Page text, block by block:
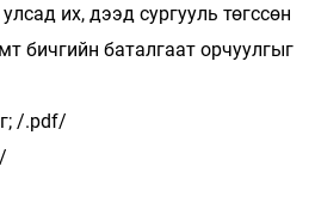
их, дээд сургууль төгссөн
бичгийн баталгаат орчуулгыг
/.pdf/